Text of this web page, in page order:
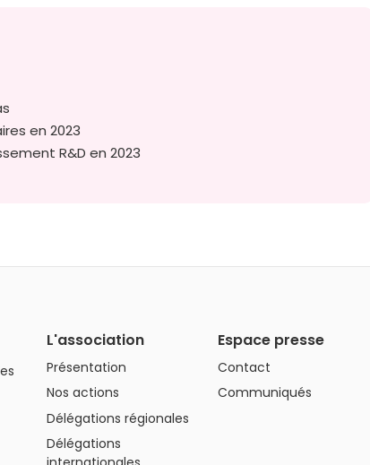
en 2023
R&D en 2023
L'association
Présentation
Nos actions
Délégations régionales
Délégations
Espace presse
Contact
Communiqués